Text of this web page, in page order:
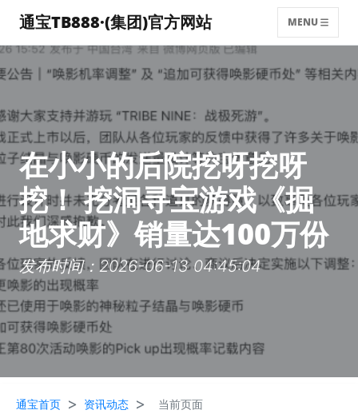
通宝TB888·(集团)官方网站 MENU
在小小的后院挖呀挖呀
挖！ 挖洞寻宝游戏《掘
地求财》销量达100万份
发布时间：2026-06-13 04:45:04
通宝首页 > 资讯动态 > 当前页面